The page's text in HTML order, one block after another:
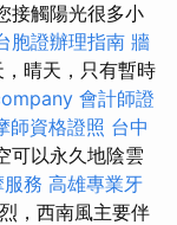
接觸陽光很多小
胞證辦理指南 牆
晴天，只有暫時
會計師證
師資格證照 台中
可以永久地陰雲
務 高雄專業牙
，西南風主要伴